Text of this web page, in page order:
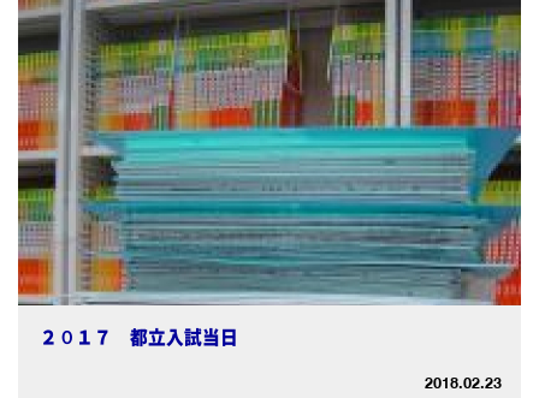
２０１７ 都立入試当日
2018.02.23